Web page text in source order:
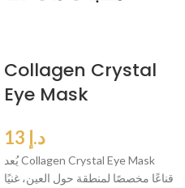
Collagen Crystal
Eye Mask
د.إ
يُعد Collagen Crystal Eye Mask
قناعًا مخصصًا لمنطقة حول العين، غنيًا